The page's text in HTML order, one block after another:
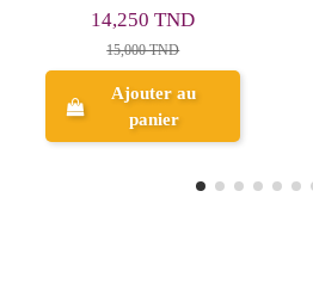
McFADDEN
34,390 TND
Aperçu